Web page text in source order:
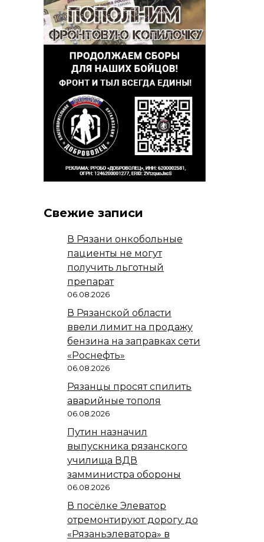
Свежие записи
В Рязани онкобольные
пациенты не могут
получить льготный
препарат
06.08.2026
В Рязанской области
ввели лимит на продажу
бензина на заправках сети
«Роснефть»
06.08.2026
Рязанцы просят спилить
аварийные тополя
06.08.2026
Путин назначил
выпускника рязанского
училища ВДВ
замминистра обороны
06.08.2026
В посёлке Элеватор
отремонтируют дорогу до
«Рязаньэлеватора» в